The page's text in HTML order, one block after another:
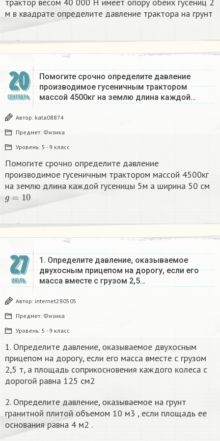
трактор весом 40 000 Н имеет опору обеих гусениц 2
м в квадрате определите давление трактора на грунт​
20
СЕНТЯБРЬ
Помогите срочно определите давление
производимое гусеничным трактором
массой 4500кг на землю длина каждой…
Автор: kata08874
Предмет: Физика
Уровень: 5 - 9 класс
Помогите срочно определите давление
производимое гусеничным трактором массой 4500кг
на землю длина каждой гусеницы 5м а ширина 50 см
g= 10
27
ИЮЛЬ
1. Определите давление, оказываемое
двухосным прицепом на дорогу, если его
масса вместе с грузом 2,5…
Автор: internet280505
Предмет: Физика
Уровень: 5 - 9 класс
1. Определите давление, оказываемое двухосным
прицепом на дорогу, если его масса вместе с грузом
2,5 т, а площадь соприкосновения каждого колеса с
дорогой равна 125 см2
2. Определите давление, оказываемое на грунт
гранитной плитой объемом 10 м3 , если площадь ее
основания равна 4 м2 .